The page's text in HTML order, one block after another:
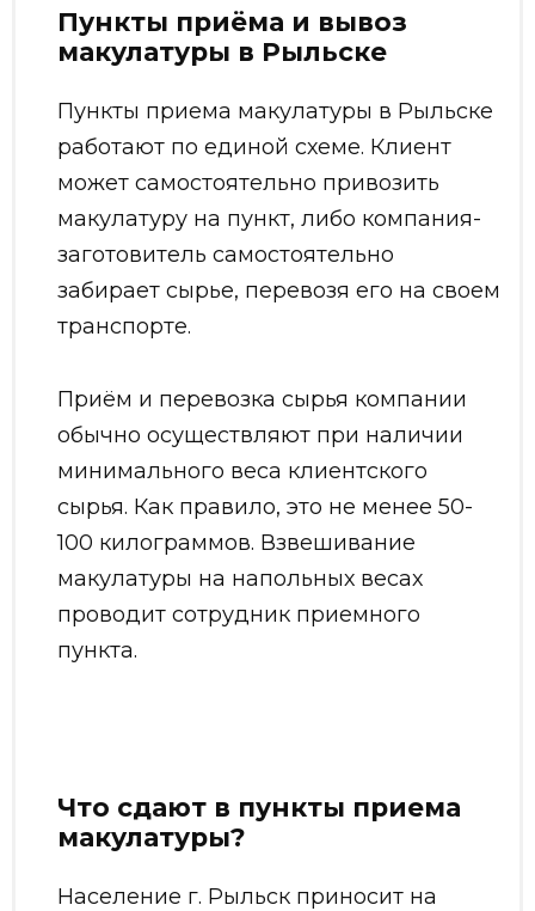
Пункты приёма и вывоз
макулатуры в Рыльске
Пункты приема макулатуры в Рыльске
работают по единой схеме. Клиент
может самостоятельно привозить
макулатуру на пункт, либо компания-
заготовитель самостоятельно
забирает сырье, перевозя его на своем
транспорте.
Приём и перевозка сырья компании
обычно осуществляют при наличии
минимального веса клиентского
сырья. Как правило, это не менее 50-
100 килограммов. Взвешивание
макулатуры на напольных весах
проводит сотрудник приемного
пункта.
Что сдают в пункты приема
макулатуры?
Население г. Рыльск приносит на